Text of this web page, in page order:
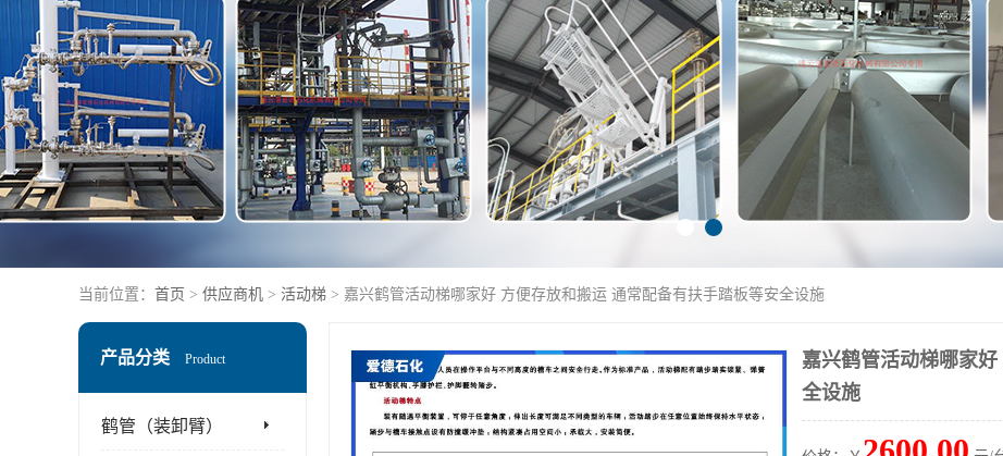
当前位置： 首页 > 供应商机 > 活动梯 > 嘉兴鹤管活动梯哪家好 方便存放和搬运 通常配备有扶手踏板等安全设施
产品分类 Product
鹤管（装卸臂）
嘉兴鹤管活动梯哪家
全设施